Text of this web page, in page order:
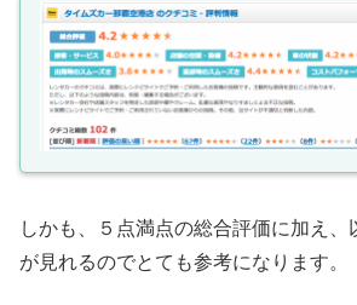
しかも、５点満点の総合評価に加え、
が見れるのでとても参考になります。